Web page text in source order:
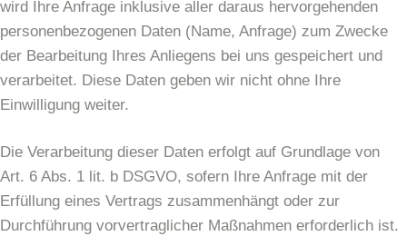
wird Ihre Anfrage inklusive aller daraus hervorgehenden
personenbezogenen Daten (Name, Anfrage) zum Zwecke
der Bearbeitung Ihres Anliegens bei uns gespeichert und
verarbeitet. Diese Daten geben wir nicht ohne Ihre
Einwilligung weiter.
Die Verarbeitung dieser Daten erfolgt auf Grundlage von
Art. 6 Abs. 1 lit. b DSGVO, sofern Ihre Anfrage mit der
Erfüllung eines Vertrags zusammenhängt oder zur
Durchführung vorvertraglicher Maßnahmen erforderlich ist.